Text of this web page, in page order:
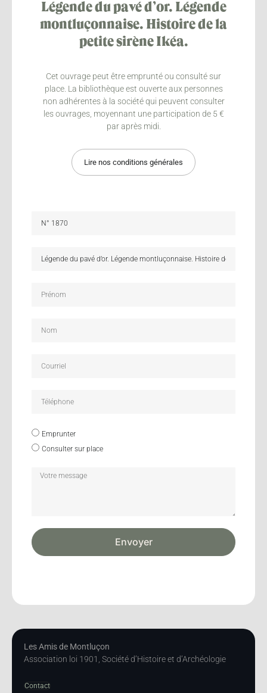
Légende du pavé d’or. Légende
montluçonnaise. Histoire de la
petite sirène Ikéa.
Cet ouvrage peut être emprunté ou consulté sur
place. La bibliothèque est ouverte aux personnes
non adhérentes à la société qui peuvent consulter
les ouvrages, moyennant une participation de 5 €
par après midi.
Lire nos conditions générales
Emprunter
Consulter sur place
Envoyer
Les Amis de Montluçon
Association loi 1901, Société d’Histoire et d’Archéologie
Contact